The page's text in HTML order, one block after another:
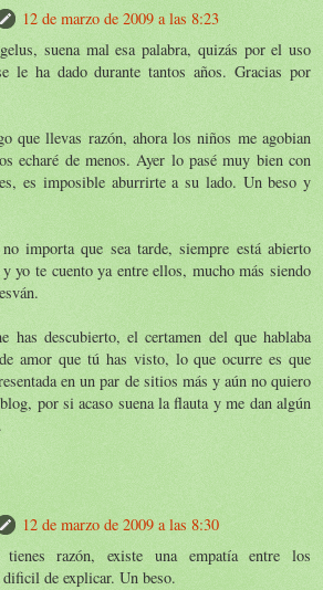
12 de marzo de 2009 a las 8:23
suena mal esa palabra, quizás por el uso
le ha dado durante tantos años. Gracias por
que llevas razón, ahora los niños me agobian
echaré de menos. Ayer lo pasé muy bien con
es imposible aburrirte a su lado. Un beso y
importa que sea tarde, siempre está abierto
yo te cuento ya entre ellos, mucho más siendo
has descubierto, el certamen del que hablaba
amor que tú has visto, lo que ocurre es que
en un par de sitios más y aún no quiero
por si acaso suena la flauta y me dan algún
12 de marzo de 2009 a las 8:30
razón, existe una empatía entre los
de explicar. Un beso.